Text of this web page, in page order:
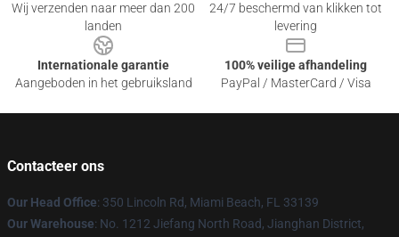
Wij verzenden naar meer dan 200
landen
24/7 beschermd van klikken tot
levering
Internationale garantie
Aangeboden in het gebruiksland
100% veilige afhandeling
PayPal / MasterCard / Visa
Contacteer ons
Our Head Office: 350 Lincoln Rd, Miami Beach, FL 33139
Our Warehouse: No. 1212 Jiefang North Road, Jianghan District,